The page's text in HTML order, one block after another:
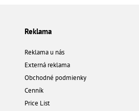
Reklama
Reklama u nás
Externá reklama
Obchodné podmienky
Cenník
Price List